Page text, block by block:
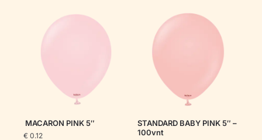
MACARON PINK 5″
€ 0.12
STANDARD BABY PINK 5″ –
100vnt